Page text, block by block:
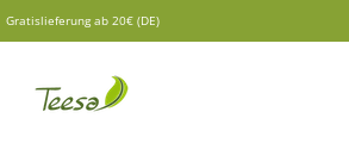
Gratislieferung ab 20€ (DE)